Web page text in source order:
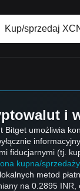
Kup/sprzedaj
i
Bitget umożliwia
fiducjarnymi (tj.
kupna/
metod
na 0.2895